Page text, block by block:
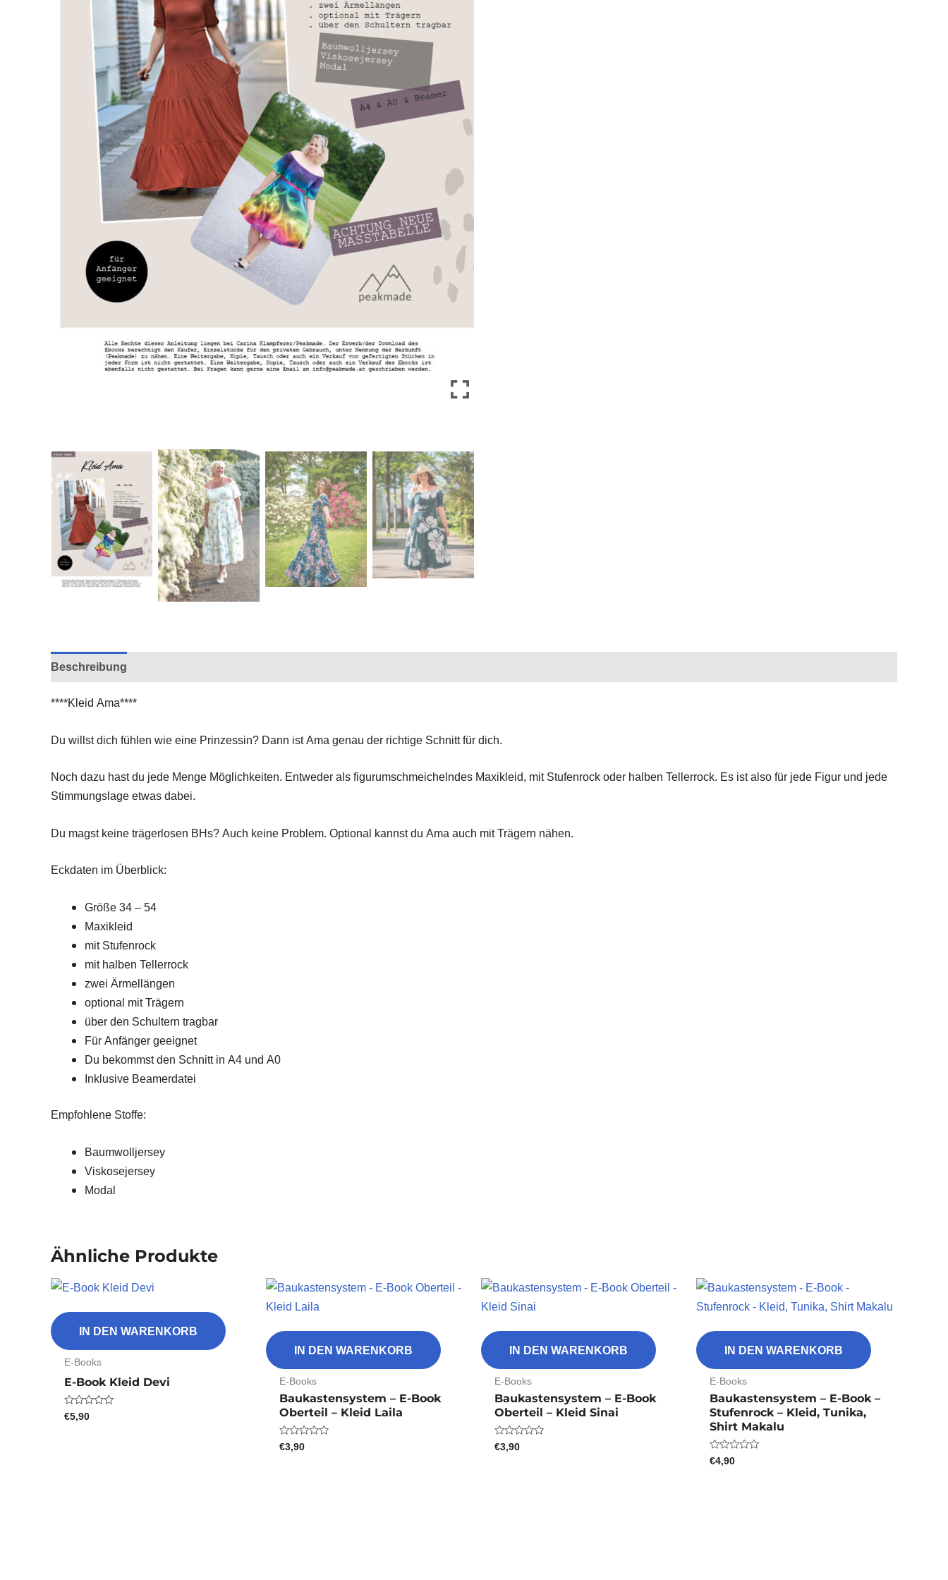
Beschreibung
****Kleid Ama****
Du willst dich fühlen wie eine Prinzessin? Dann ist Ama genau der richtige Schnitt für dich.
Noch dazu hast du jede Menge Möglichkeiten. Entweder als figurumschmeichelndes Maxikleid, mit Stufenrock oder halben Tellerrock. Es ist also für jede Figur und jede
Stimmungslage etwas dabei.
Du magst keine trägerlosen BHs? Auch keine Problem. Optional kannst du Ama auch mit Trägern nähen.
Eckdaten im Überblick:
Größe 34 – 54
Maxikleid
mit Stufenrock
mit halben Tellerrock
zwei Ärmellängen
optional mit Trägern
über den Schultern tragbar
Für Anfänger geeignet
Du bekommst den Schnitt in A4 und A0
Inklusive Beamerdatei
Empfohlene Stoffe:
Baumwolljersey
Viskosejersey
Modal
Ähnliche Produkte
IN DEN WARENKORB
E-Books
E-Book Kleid Devi
Bewertet
mit
€5,90
IN DEN WARENKORB
E-Books
Baukastensystem – E-Book
Oberteil – Kleid Laila
Bewertet
mit
€3,90
IN DEN WARENKORB
E-Books
Baukastensystem – E-Book
Oberteil – Kleid Sinai
Bewertet
mit
€3,90
IN DEN WARENKORB
E-Books
Baukastensystem – E-Book –
Stufenrock – Kleid, Tunika,
Shirt Makalu
Bewertet
mit
€4,90